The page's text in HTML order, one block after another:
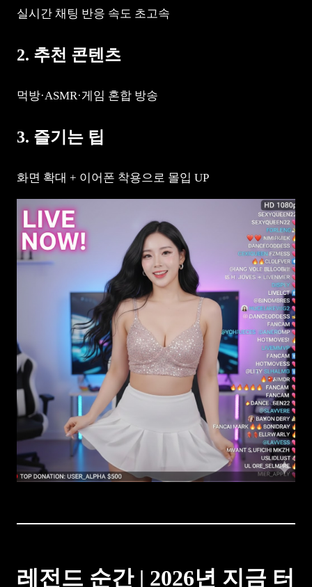
실시간 채팅 반응 속도 초고속
2. 추천 콘텐츠
먹방·ASMR·게임 혼합 방송
3. 즐기는 팁
화면 확대 + 이어폰 착용으로 몰입 UP
레전드 순간 | 2026년 지금 터